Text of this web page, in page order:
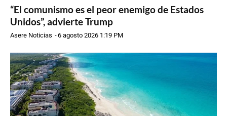
“El comunismo es el peor enemigo de Estados
Unidos”, advierte Trump
Asere Noticias -6 agosto 2026 1:19 PM